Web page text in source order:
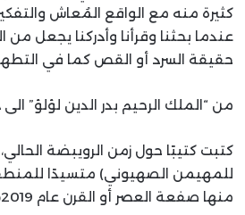
كثيرة منه مع الواقع المُعاش
عندما بحثنا وقرأنا وأدركنا يجعل
حقيقة السرد أو القص كما في
من “الملك الرحيم بدر الدين لؤلؤ”
كتبت كتيبًا حول زمن الرويبضة
للمهيمن الصهيوني) متسيدًا
منها صفعة العصر أو القرن عام 2019م والتي أفشلتها فلسطين والاحرار.